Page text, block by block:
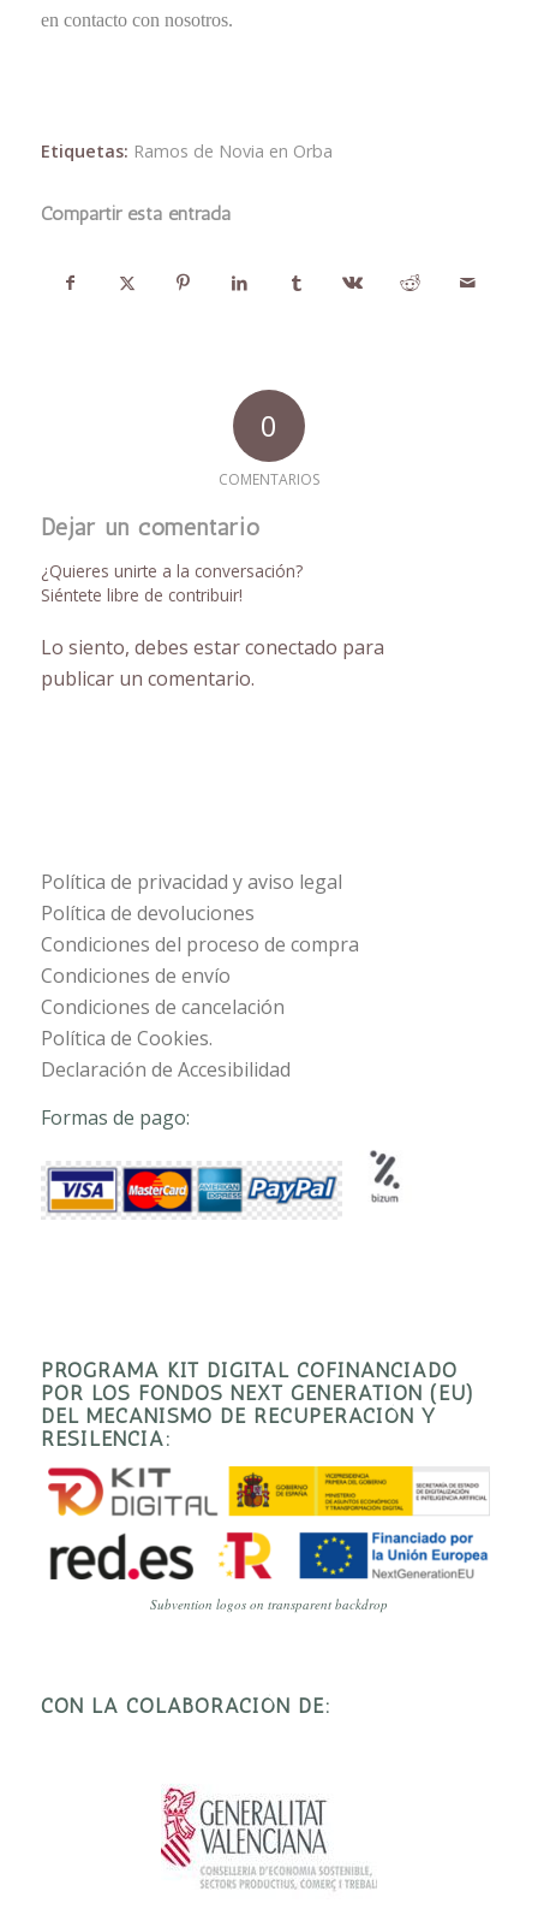
en contacto con nosotros.
Etiquetas: Ramos de Novia en Orba
Compartir esta entrada
0
COMENTARIOS
Dejar un comentario
¿Quieres unirte a la conversación?
Siéntete libre de contribuir!
Lo siento, debes estarconectado para
publicar un comentario.
Política de privacidad y aviso legal
Política de devoluciones
Condiciones del proceso de compra
Condiciones de envío
Condiciones de cancelación
Política de Cookies.
Declaración de Accesibilidad
Formas de pago:
PROGRAMA KIT DIGITAL COFINANCIADO
POR LOS FONDOS NEXT GENERATION (EU)
DEL MECANISMO DE RECUPERACIÓN Y
RESILENCIA:
Subvention logos on transparent backdrop
CON LA COLABORACIÓN DE: